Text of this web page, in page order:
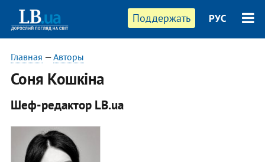
Поддержать РУС
Главная —Авторы
Соня Кошкіна
Шеф-редактор LB.ua